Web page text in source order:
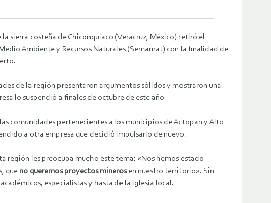
sierra costeña de Chiconquiaco (Veracruz, México) retiró el
Ambiente y Recursos Naturales (Semarnat) con la finalidad de
de la región presentaron argumentos sólidos y mostraron una
lo suspendió a finales de octubre de este año.
comunidades pertenecientes a los municipios de Actopan y Alto
a otra empresa que decidió impulsarlo de nuevo.
región les preocupa mucho este tema: «Nos hemos estado
que no queremos proyectos minerosen nuestro territorio». Sin
especialistas y hasta de la iglesia local.